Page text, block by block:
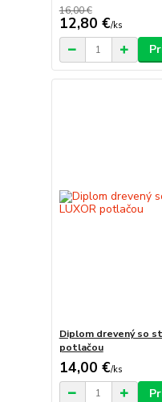
16,00 €
12,80 €/ks
Diplom drevený so
potlačou
14,00 €/ks